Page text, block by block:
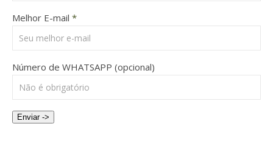
Melhor E-mail *
Número de WHATSAPP (opcional)
Enviar ->